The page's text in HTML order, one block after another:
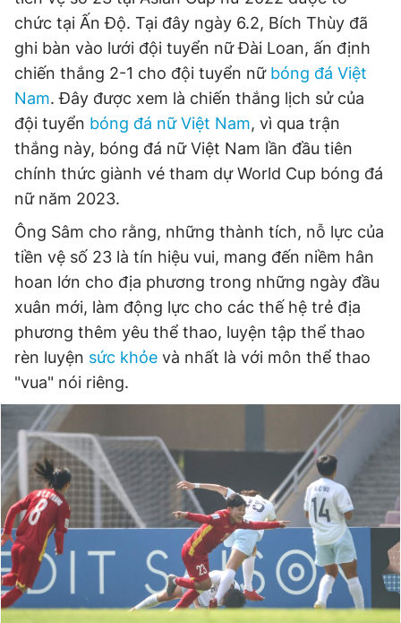
Giấy phép xuất bản số 110/GP - BTTTT cấp ngày 24.3.2020
© 2003-2026 Bản quyền thuộc về Báo Thanh Niên. Cấm sao
chép dưới mọi hình thức nếu không có sự chấp thuận bằng văn
bản. Phát triển bởi ePi Technologies, JSC.
chức tại Ấn Độ. Tại đây ngày 6.2, Bích Thùy đã
ghi bàn vào lưới đội tuyển nữ Đài Loan, ấn định
chiến thắng 2-1 cho đội tuyển nữ bóng đá Việt
Nam. Đây được xem là chiến thắng lịch sử của
đội tuyển bóng đá nữ Việt Nam, vì qua trận
thắng này, bóng đá nữ Việt Nam lần đầu tiên
chính thức giành vé tham dự World Cup bóng đá
nữ năm 2023.
Ông Sâm cho rằng, những thành tích, nỗ lực của
tiền vệ số 23 là tín hiệu vui, mang đến niềm hân
hoan lớn cho địa phương trong những ngày đầu
xuân mới, làm động lực cho các thế hệ trẻ địa
phương thêm yêu thể thao, luyện tập thể thao
rèn luyện sức khỏe và nhất là với môn thể thao
"vua" nói riêng.